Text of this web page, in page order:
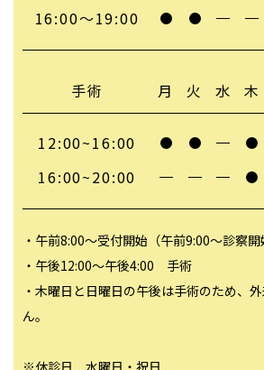
16:00〜19:00
手術
12:00~16:00
16:00~20:00
月 火 水 木
・午前8:00～受付開始（午前9:00～診察開
・午後12:00～午後4:00 手術
・木曜日と日曜日の午後は手術のため、
ん。